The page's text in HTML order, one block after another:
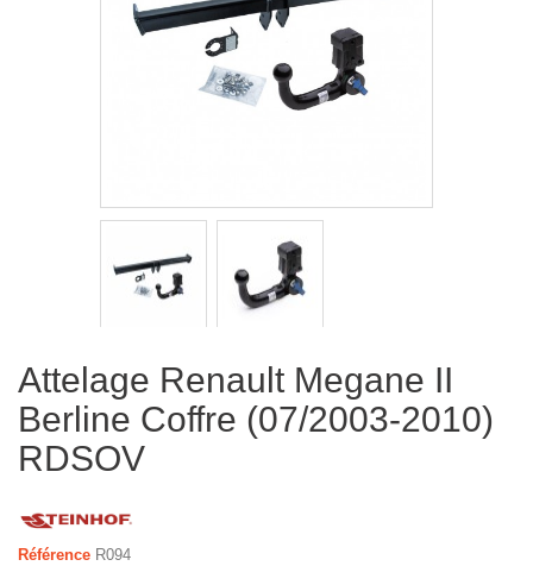
Attelage Renault Megane II
Berline Coffre (07/2003-2010)
RDSOV
Référence R094